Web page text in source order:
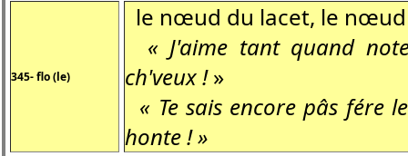
345- flo (le)
le nœud du lacet, le
« J'aime tant quand
ch'veux !»
« Te sais encore pâs fére
honte ! »